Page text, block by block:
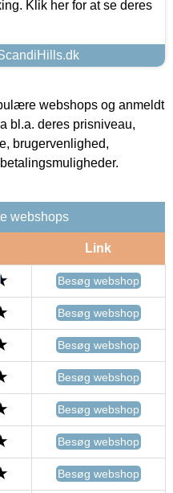
Klik her for at se deres
webshops og anmeldt
bl.a. deres prisniveau,
brugervenlighed,
webshops
Link
Besøg webshop
Besøg webshop
Besøg webshop
Besøg webshop
Besøg webshop
Besøg webshop
Besøg webshop